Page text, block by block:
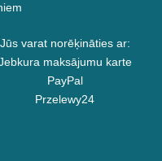
Jūs varat norēķināties ar:
maksājumu karte
PayPal
Przelewy24